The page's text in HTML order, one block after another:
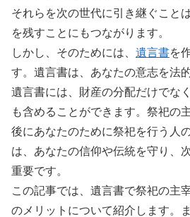
それらを次の世代に引き継ぐこと
を残すことにもつながります。
しかし、そのためには、 遺言書を
す。遺言書は、あなたの意志を法
遺言書には、財産の分配だけでな
も含めることができます。祭祀の
後にあなたのために祭祀を行う人
は、あなたの信仰や伝統を守り、
重要です。
この記事では、遺言書で祭祀の主
のメリットについて紹介します。